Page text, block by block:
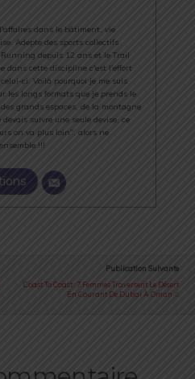
dans le bâtiment, vie
Adepte des sports collectifs
depuis 12 ans et le Trail
dans cette discipline c'est l'effort
ci. Voilà pourquoi je me suis
les longs formats que je prends le
grands espaces, de la montagne
suivre une seule devise, ce
on va plus loin", alors ne
!!!
Publication Suivante
Coast To Coast : 7 Femmes Traversent Le Désert
En Courant De Dubaï À Oman